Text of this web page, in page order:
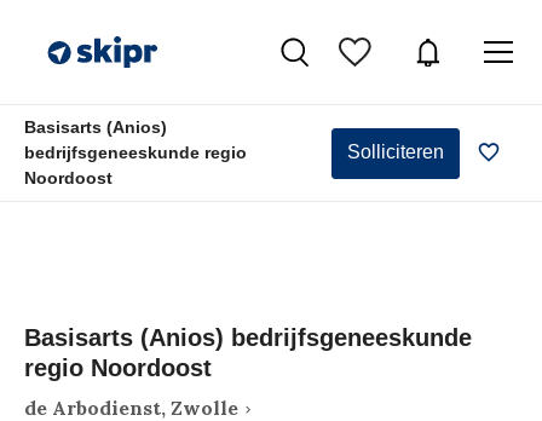
Basisarts (Anios)
bedrijfsgeneeskunde regio
Noordoost
Solliciteren
Basisarts (Anios) bedrijfsgeneeskunde
regio Noordoost
de Arbodienst, Zwolle